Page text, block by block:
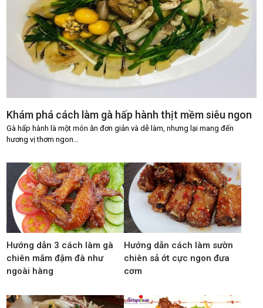
Khám phá cách làm gà hấp hành thịt mềm siêu ngon
Gà hấp hành là một món ăn đơn giản và dễ làm, nhưng lại mang đến
hương vị thơm ngon…
Hướng dẫn 3 cách làm gà
chiên mắm đậm đà như
ngoài hàng
Hướng dẫn cách làm sườn
chiên sả ớt cực ngon đưa
cơm